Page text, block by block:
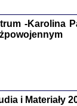
-Karolina
i Materiały